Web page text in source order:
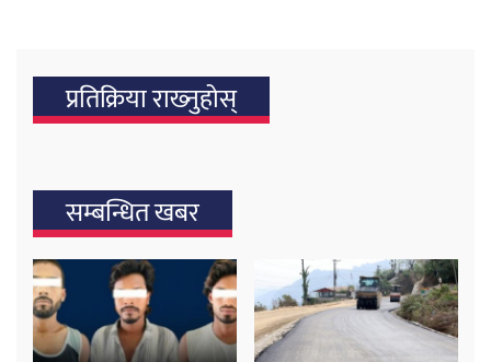
प्रतिक्रिया राख्‍नुहोस्
सम्बन्धित खबर